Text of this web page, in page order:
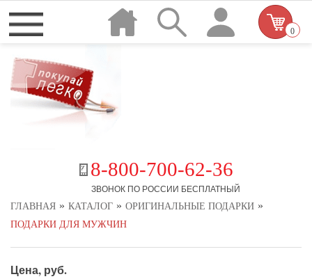
8-800-700-62-36
ЗВОНОК ПО РОССИИ БЕСПЛАТНЫЙ
0
ГЛАВНАЯ » КАТАЛОГ » ОРИГИНАЛЬНЫЕ ПОДАРКИ »
ПОДАРКИ ДЛЯ МУЖЧИН
Цена, руб.